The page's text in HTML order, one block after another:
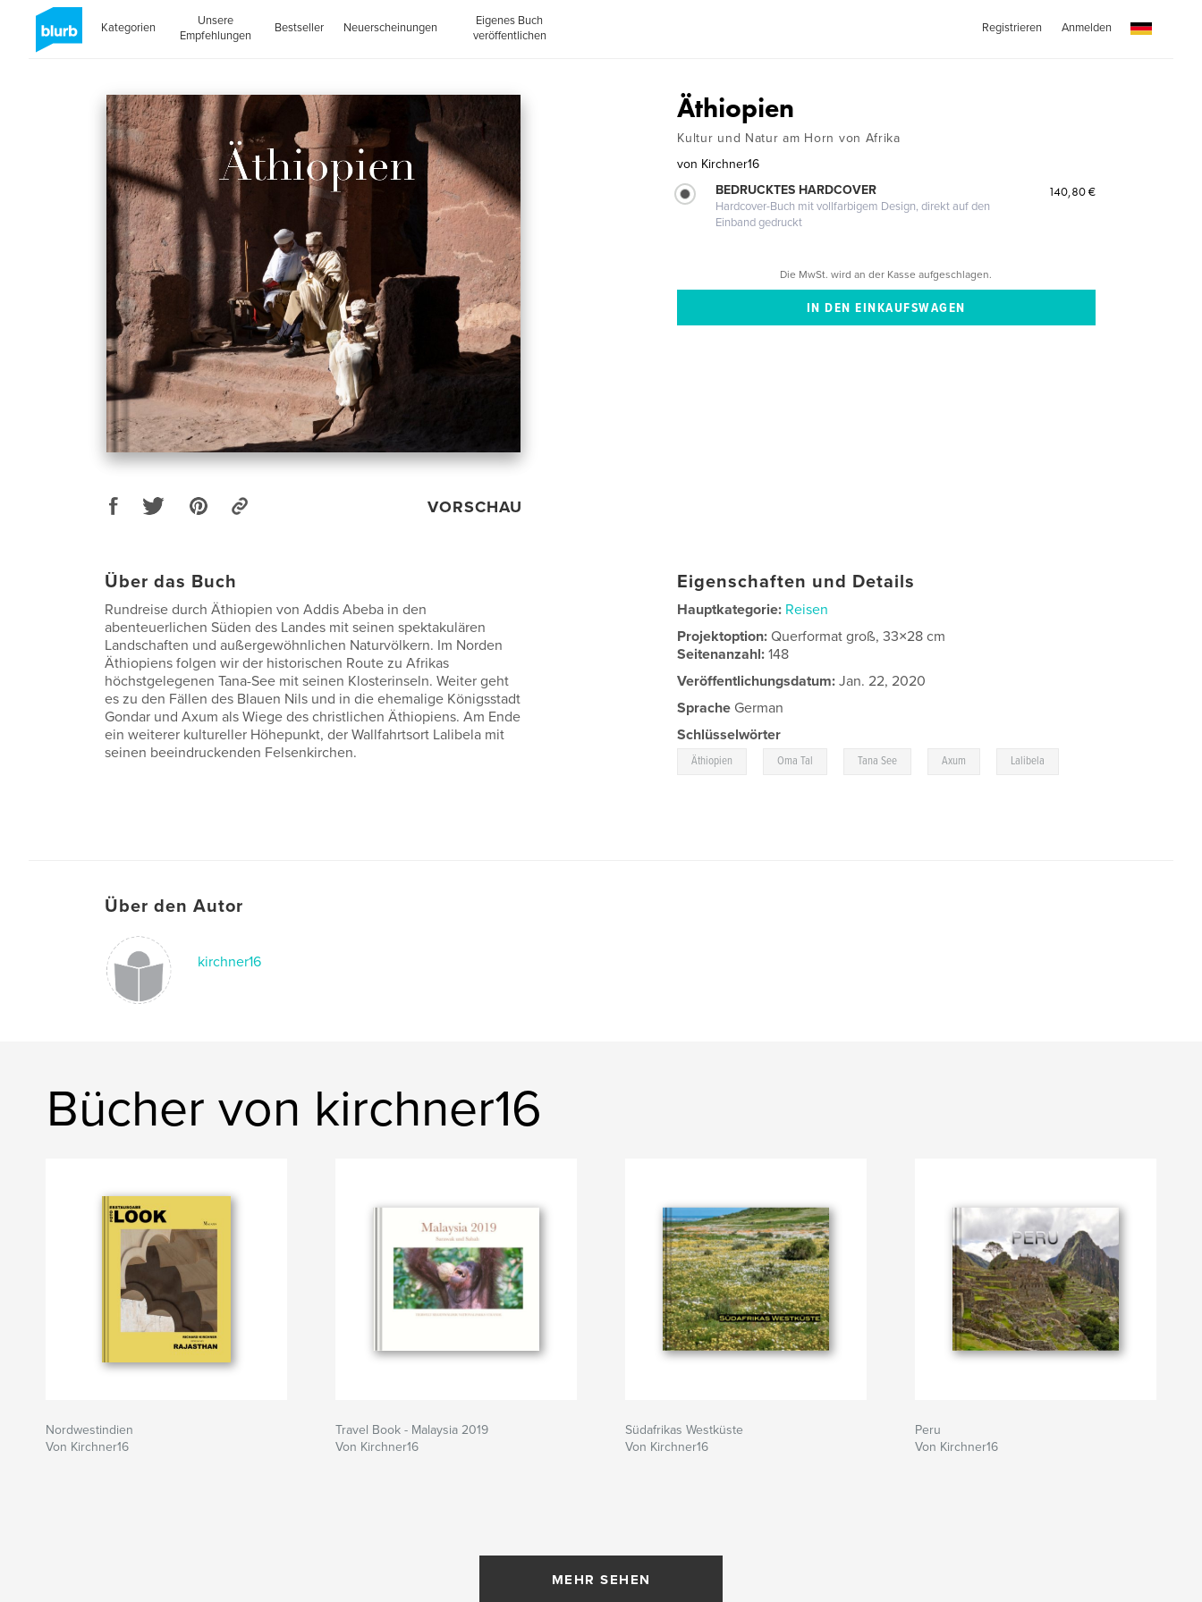
Kategorien
Unsere
Empfehlungen
Bestseller Neuerscheinungen
Eigenes Buch
veröffentlichen
Registrieren Anmelden
VORSCHAU
Äthiopien
Kultur und Natur am Horn von Afrika
von Kirchner16
BEDRUCKTES HARDCOVER
Hardcover-Buch mit vollfarbigem Design, direkt auf den
Einband gedruckt
140,80 €
Die MwSt. wird an der Kasse aufgeschlagen.
Über das Buch
Rundreise durch Äthiopien von Addis Abeba in den
abenteuerlichen Süden des Landes mit seinen spektakulären
Landschaften und außergewöhnlichen Naturvölkern. Im Norden
Äthiopiens folgen wir der historischen Route zu Afrikas
höchstgelegenen Tana-See mit seinen Klosterinseln. Weiter geht
es zu den Fällen des Blauen Nils und in die ehemalige Königsstadt
Gondar und Axum als Wiege des christlichen Äthiopiens. Am Ende
ein weiterer kultureller Höhepunkt, der Wallfahrtsort Lalibela mit
seinen beeindruckenden Felsenkirchen.
Eigenschaften und Details
Hauptkategorie: Reisen
Projektoption:Querformat groß, 33×28 cm
Seitenanzahl:148
Veröffentlichungsdatum: Jan. 22, 2020
Sprache German
Schlüsselwörter
Äthiopien Oma Tal Tana See Axum Lalibela
Über den Autor
kirchner16
Bücher von kirchner16
Nordwestindien
Von Kirchner16
Travel Book - Malaysia 2019
Von Kirchner16
Südafrikas Westküste
Von Kirchner16
Peru
Von Kirchner16
MEHR SEHEN